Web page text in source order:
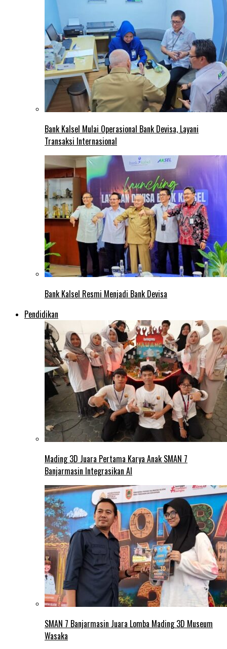
Bank Kalsel Mulai Operasional Bank Devisa, Layani
Transaksi Internasional
Bank Kalsel Resmi Menjadi Bank Devisa
Pendidikan
Mading 3D Juara Pertama Karya Anak SMAN 7
Banjarmasin Integrasikan AI
SMAN 7 Banjarmasin Juara Lomba Mading 3D Museum
Wasaka